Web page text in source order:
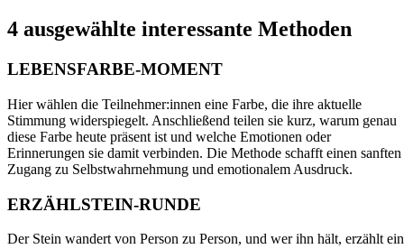
4 ausgewählte interessante Methoden
LEBENSFARBE-MOMENT
Hier wählen die Teilnehmer:innen eine Farbe, die ihre aktuelle
Stimmung widerspiegelt. Anschließend teilen sie kurz, warum genau
diese Farbe heute präsent ist und welche Emotionen oder
Erinnerungen sie damit verbinden. Die Methode schafft einen sanften
Zugang zu Selbstwahrnehmung und emotionalem Ausdruck.
ERZÄHLSTEIN-RUNDE
Der Stein wandert von Person zu Person, und wer ihn hält, erzählt